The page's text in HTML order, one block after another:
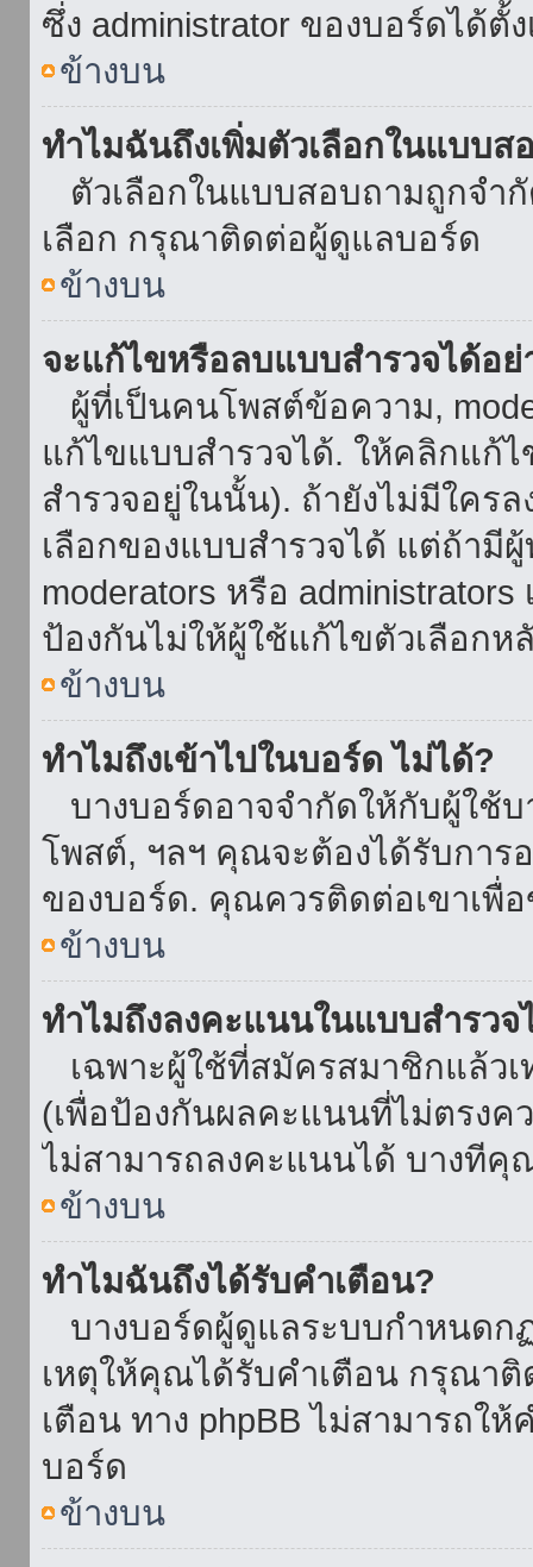
ซึ่ง administrator ของบอร์ดได้ตั้ง
ข้างบน
ทำไมฉันถึงเพิ่มตัวเลือกในแบบส
ตัวเลือกในแบบสอบถามถูกจำ
เลือก กรุณาติดต่อผู้ดูแลบอร์ด
ข้างบน
จะแก้ไขหรือลบแบบสำรวจได้อย่
ผู้ที่เป็นคนโพสต์ข้อความ,
แก้ไขแบบสำรวจได้. ให้คลิกแก้
สำรวจอยู่ในนั้น). ถ้ายังไม่มีใค
เลือกของแบบสำรวจได้ แต่ถ้ามี
moderators หรือ
ป้องกันไม่ให้ผู้ใช้แก้ไขตัวเลือกห
ข้างบน
ทำไมถึงเข้าไปในบอร์ด ไม่ได้?
บางบอร์ดอาจจำกัดให้กับผู้ใช้บ
โพสต์, ฯลฯ คุณจะต้องได้รับการ
ของบอร์ด. คุณควรติดต่อเขาเพื่
ข้างบน
ทำไมถึงลงคะแนนในแบบสำรวจ
เฉพาะผู้ใช้ที่สมัครสมาชิกแล้ว
(เพื่อป้องกันผลคะแนนที่ไม่ตรง
ไม่สามารถลงคะแนนได้ บางที
ข้างบน
ทำไมฉันถึงได้รับคำเตือน?
บางบอร์ดผู้ดูแลระบบกำหนดก
เหตุให้คุณได้รับคำเตือน กรุณา
เตือน ทาง phpBB ไม่สามารถใ
บอร์ด
ข้างบน